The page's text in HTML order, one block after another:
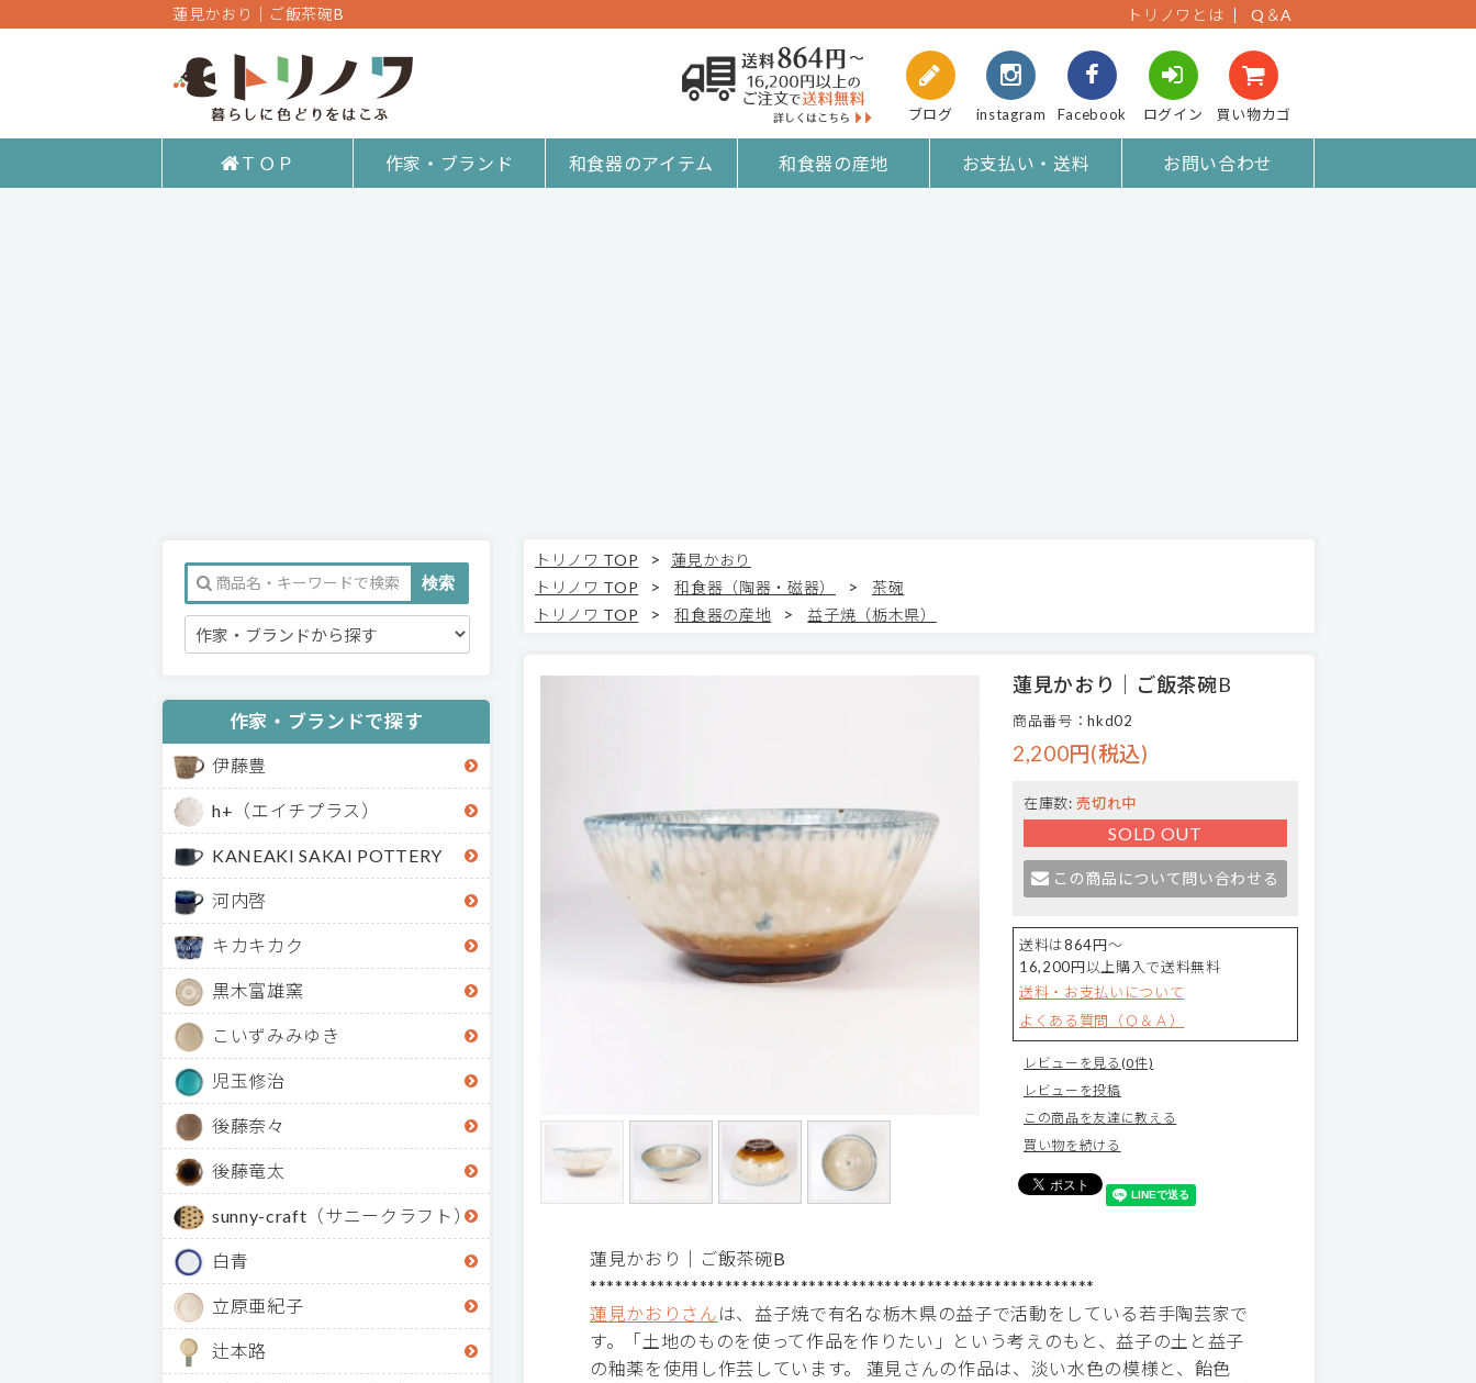
蓮見かおり｜ご飯茶碗B トリノワとは Q＆A
ブログ instagram Facebook ログイン 買い物カゴ
ＴＯＰ 作家・ブランド 和食器のアイテム 和食器の産地 お支払い・送料 お問い合わせ
作家・ブランドで探す
伊藤豊
h+（エイチプラス）
KANEAKI SAKAI POTTERY
河内啓
キカキカク
黒木富雄窯
こいずみみゆき
児玉修治
後藤奈々
後藤竜太
sunny-craft（サニークラフト）
白青
立原亜紀子
辻本路
トリノワ TOP >
蓮見かおり
トリノワ TOP
> 和食器（陶器・磁器） >
茶碗
トリノワ TOP
> 和食器の産地 > 益子焼（栃木県）
蓮見かおり｜ご飯茶碗B
商品番号：hkd02
2,200円(税込)
在庫数: 売切れ中
SOLD OUT
この商品について問い合わせる
送料は864円～
16,200円以上購入で送料無料
送料・お支払いについて
よくある質問（Ｑ＆Ａ）
レビューを見る(0件)
レビューを投稿
この商品を友達に教える
買い物を続ける
蓮見かおり｜ご飯茶碗B
************************************************************
蓮見かおりさん は、益子焼で有名な栃木県の益子で活動をしている若手陶芸家で
す。「土地のものを使って作品を作りたい」という考えのもと、益子の土と益子
の釉薬を使用し作芸しています。 蓮見さんの作品は、淡い水色の模様と、飴色